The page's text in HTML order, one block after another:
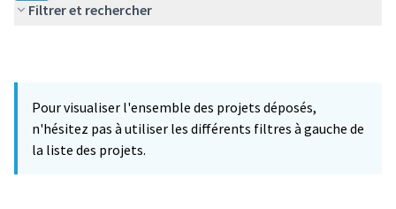
Filtrer et rechercher
Pour visualiser l'ensemble des projets déposés,
n'hésitez pas à utiliser les différents filtres à gauche de
la liste des projets.